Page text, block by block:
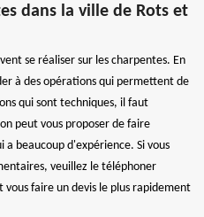
dans la ville de Rots et
se réaliser sur les charpentes. En
à des opérations qui permettent de
qui sont techniques, il faut
peut vous proposer de faire
beaucoup d'expérience. Si vous
veuillez le téléphoner
faire un devis le plus rapidement